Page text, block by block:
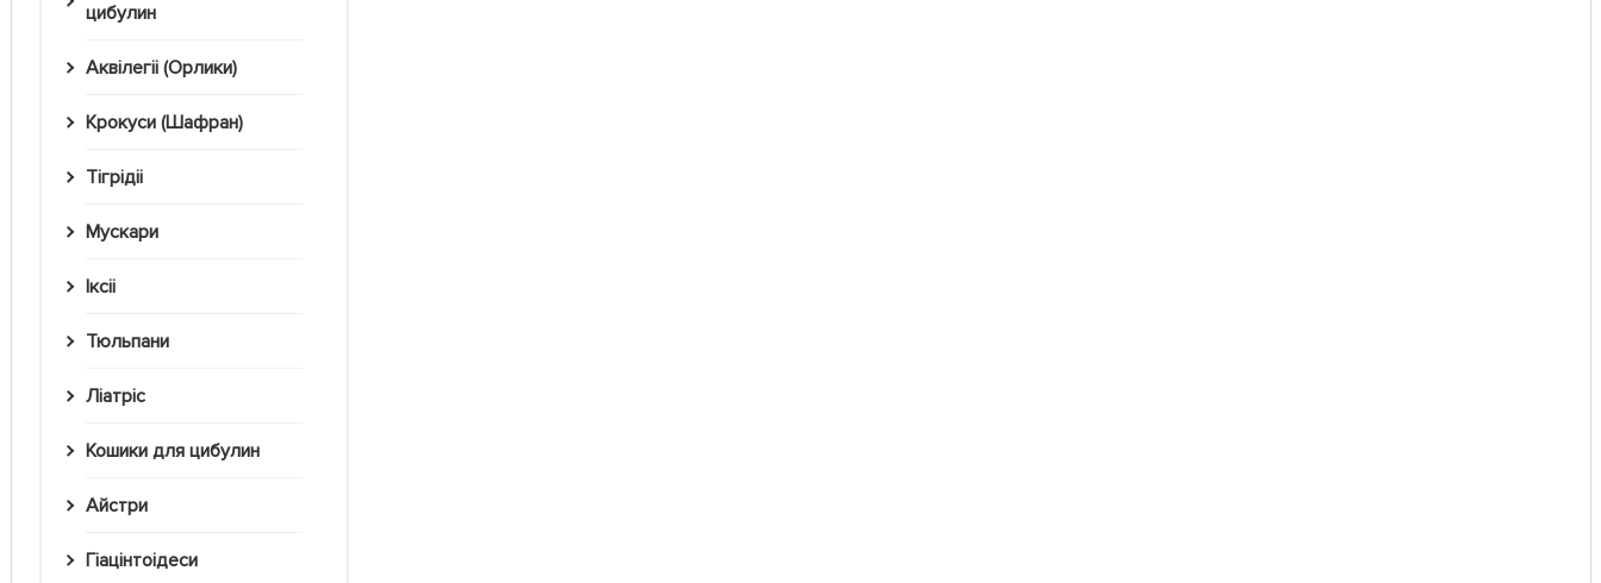
цибулин
Аквілегіі (Орлики)
Крокуси (Шафран)
Тігрідіі
Мускари
Іксіі
Тюльпани
Ліатріс
Кошики для цибулин
Айстри
Гіацінтоідеси